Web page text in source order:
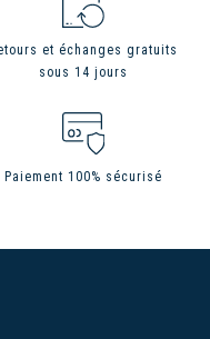
et échanges gratuits
sous 14 jours
Paiement 100% sécurisé